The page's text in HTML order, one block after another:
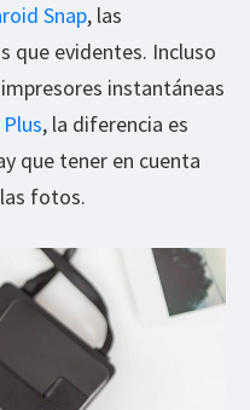
Snap, las
que evidentes. Incluso
instantáneas
, la diferencia es
que tener en cuenta
fotos.